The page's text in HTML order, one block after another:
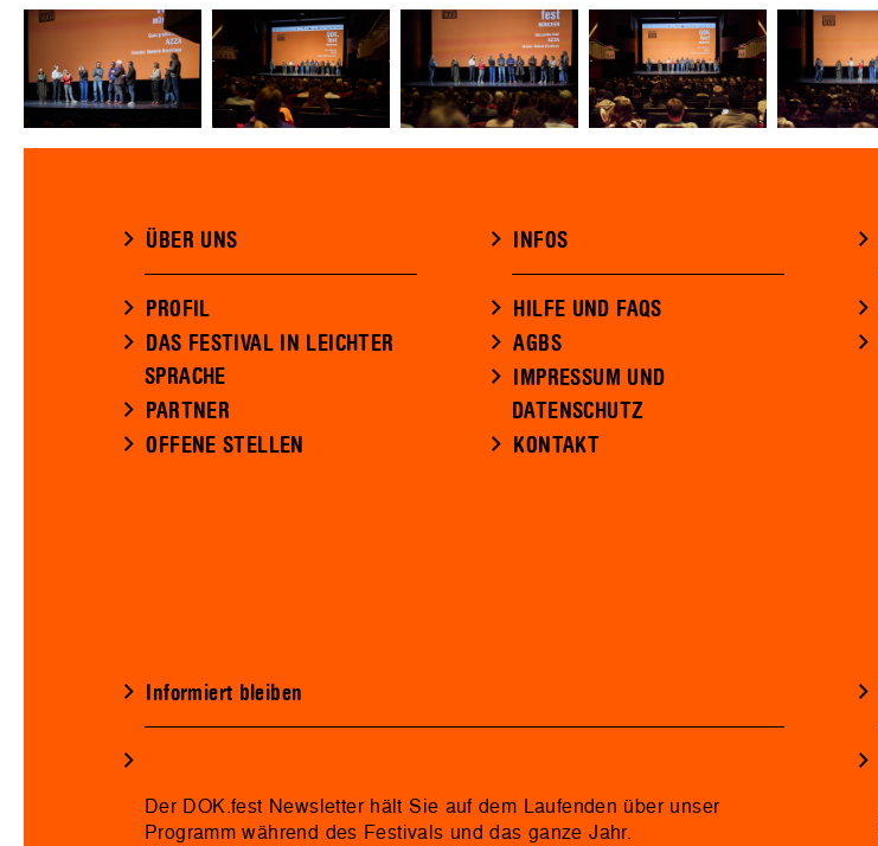
ÜBER UNS
PROFIL
DAS FESTIVAL IN LEICHTER
SPRACHE
PARTNER
OFFENE STELLEN
INFOS
HILFE UND FAQS
AGBS
IMPRESSUM UND
DATENSCHUTZ
KONTAKT
Informiert bleiben
Der DOK.fest Newsletter hält Sie auf dem Laufenden über unser
Programm während des Festivals und das ganze Jahr.